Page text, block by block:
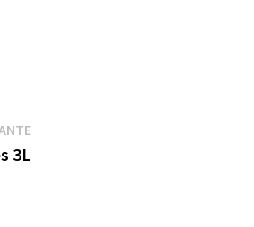
Publication
3L